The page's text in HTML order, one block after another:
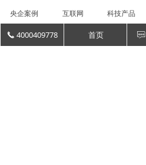
끅 4000409778 首页 ꁳ
央企案例 互联网 科技产品